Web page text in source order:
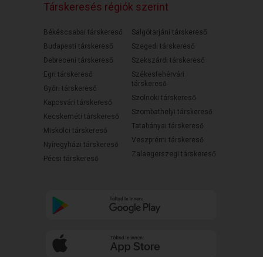
Társkeresés régiók szerint
Békéscsabai társkereső
Budapesti társkereső
Debreceni társkereső
Egri társkereső
Győri társkereső
Kaposvári társkereső
Kecskeméti társkereső
Miskolci társkereső
Nyíregyházi társkereső
Pécsi társkereső
Salgótarjáni társkereső
Szegedi társkereső
Szekszárdi társkereső
Székesfehérvári
társkereső
Szolnoki társkereső
Szombathelyi társkereső
Tatabányai társkereső
Veszprémi társkereső
Zalaegerszegi társkereső